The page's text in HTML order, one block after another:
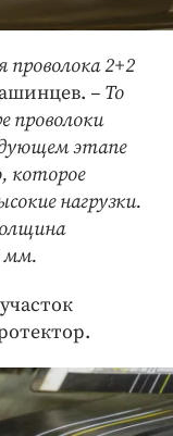
2+2
– То
проволоки
этапе
которое
нагрузки.
мм.